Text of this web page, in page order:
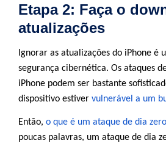
Etapa 2: Faça o
atualizações
Ignorar as atualizações do iPhone é
segurança cibernética. Os ataques
iPhone podem ser bastante
dispositivo estiver vulnerável a um
Então, o que é um ataque de dia zero
poucas palavras, um ataque de dia